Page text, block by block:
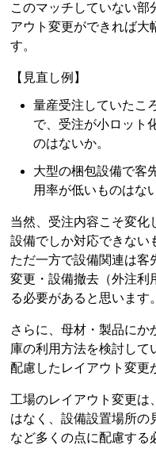
このマッチしていない部
アウト変更ができれば大
す。
【見直し例】
量産受注していたこ
で、受注が小ロット
のはないか。
大型の梱包設備で客
用率が低いものはな
当然、受注内容こそ変化
設備でしか対応できない
ただ一方で設備関連は客
変更・設備撤去（外注利
る必要があると思います。
さらに、母材・製品にか
庫の利用方法を検討して
配慮したレイアウト変更
工場のレイアウト変更は
はなく、設備設置場所の
など多くの点に配慮する